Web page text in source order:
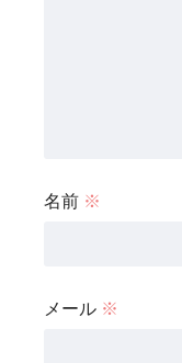
名前 ※
メール ※